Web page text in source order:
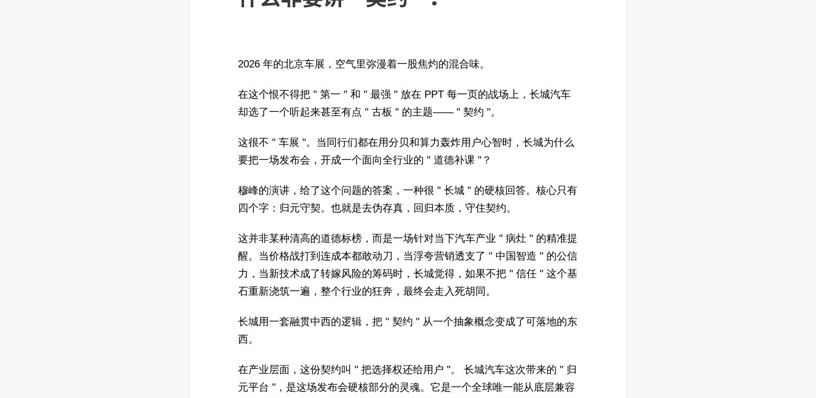
2026 年的北京车展，空气里弥漫着一股焦灼的混合味。
在这个恨不得把 " 第一 " 和 " 最强 " 放在 PPT 每一页的战场上，长城汽车
却选了一个听起来甚至有点 " 古板 " 的主题—— " 契约 "。
这很不 " 车展 "。当同行们都在用分贝和算力轰炸用户心智时，长城为什么
要把一场发布会，开成一个面向全行业的 " 道德补课 "？
穆峰的演讲，给了这个问题的答案，一种很 " 长城 " 的硬核回答。核心只有
四个字：归元守契。也就是去伪存真，回归本质，守住契约。
这并非某种清高的道德标榜，而是一场针对当下汽车产业 " 病灶 " 的精准提
醒。当价格战打到连成本都敢动刀，当浮夸营销透支了 " 中国智造 " 的公信
力，当新技术成了转嫁风险的筹码时，长城觉得，如果不把 " 信任 " 这个基
石重新浇筑一遍，整个行业的狂奔，最终会走入死胡同。
长城用一套融贯中西的逻辑，把 " 契约 " 从一个抽象概念变成了可落地的东
西。
在产业层面，这份契约叫 " 把选择权还给用户 "。 长城汽车这次带来的 " 归
元平台 "，是这场发布会硬核部分的灵魂。它是一个全球唯一能从底层兼容